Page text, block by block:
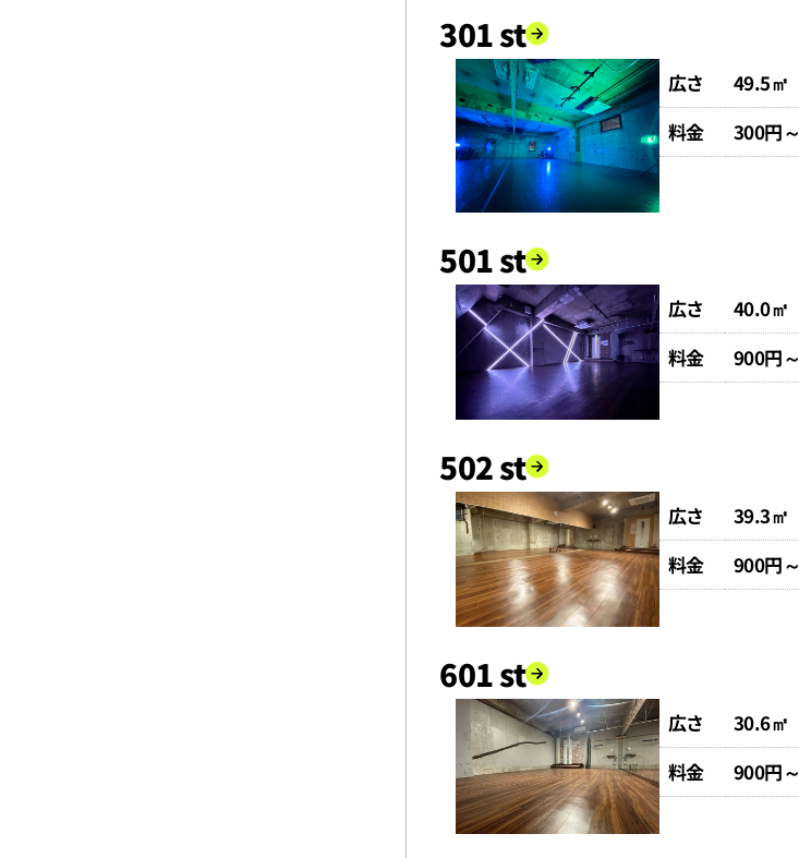
301 st
広さ
49.5㎡
料金
300円～
501 st
広さ
40.0㎡
料金
900円～
502 st
広さ
39.3㎡
料金
900円～
601 st
広さ
30.6㎡
料金
900円～